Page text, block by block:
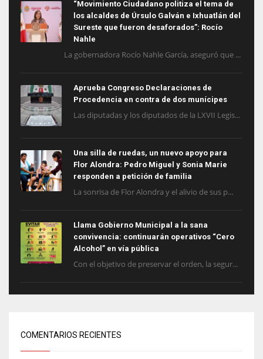
“Movimiento Ciudadano politiza el tema de
los alcaldes de Úrsulo Galván e Ixhuatlán del
Sureste que fueron desaforados”: Rocío
Nahle
La gobernadora Rocío Nahle García, aseguró que ...
Aprueba Congreso Declaraciones de
Procedencia en contra de dos munícipes
Las diputadas y los diputados de la LXVII Legis...
Una silla de ruedas, un nuevo apoyo para
Flor Alondra: Pedro Miguel y Sonia Marie
responden a petición de familia
La sonrisa de Flor Alondra y el alivio de sus p...
Llama Gobierno Municipal a la sana
convivencia: continuarán operativos “Cero
Alcohol” en vía pública
Con el objetivo de preservar el orden, la segur...
COMENTARIOS RECIENTES